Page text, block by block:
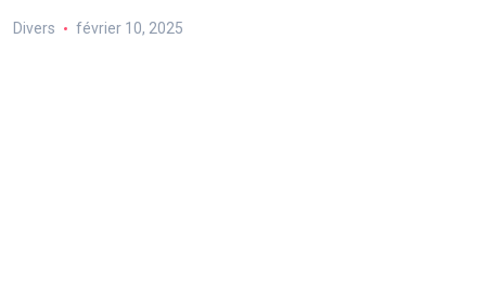
Divers février 10, 2025